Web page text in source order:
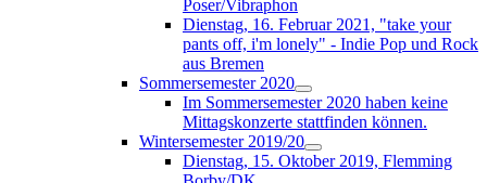
Poser/Vibraphon
Dienstag, 16. Februar 2021, "take your
pants off, i'm lonely" - Indie Pop und Rock
aus Bremen
Sommersemester 2020
Im Sommersemester 2020 haben keine
Mittagskonzerte stattfinden können.
Wintersemester 2019/20
Dienstag, 15. Oktober 2019, Flemming